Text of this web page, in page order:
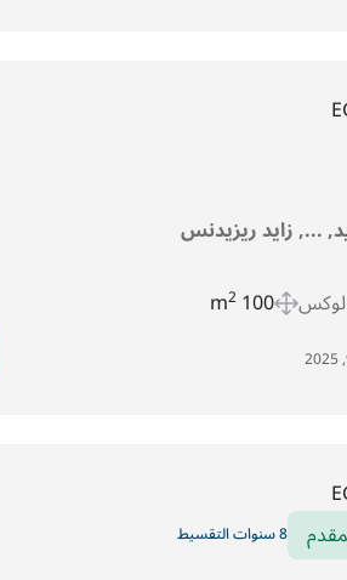
..., زايد ريزيدنس
100 m
2
8 سنوات التقسيط